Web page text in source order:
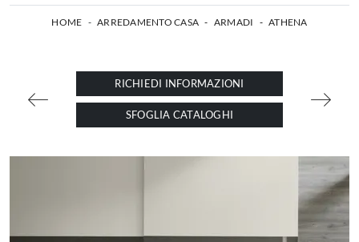
HOME - ARREDAMENTO CASA - ARMADI - ATHENA
RICHIEDI INFORMAZIONI
SFOGLIA CATALOGHI